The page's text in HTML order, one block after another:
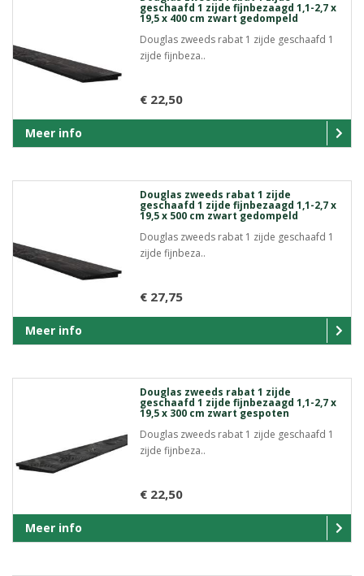
geschaafd 1 zijde fijnbezaagd 1,1-2,7 x
19,5 x 400 cm zwart gedompeld
Douglas zweeds rabat 1 zijde geschaafd 1
zijde fijnbeza..
€ 22,50
Meer info
Douglas zweeds rabat 1 zijde
geschaafd 1 zijde fijnbezaagd 1,1-2,7 x
19,5 x 500 cm zwart gedompeld
Douglas zweeds rabat 1 zijde geschaafd 1
zijde fijnbeza..
€ 27,75
Meer info
Douglas zweeds rabat 1 zijde
geschaafd 1 zijde fijnbezaagd 1,1-2,7 x
19,5 x 300 cm zwart gespoten
Douglas zweeds rabat 1 zijde geschaafd 1
zijde fijnbeza..
€ 22,50
Meer info